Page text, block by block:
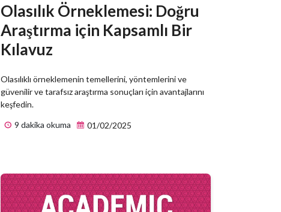
Olasılık Örneklemesi: Doğru
Araştırma için Kapsamlı Bir
Kılavuz
Olasılıklı örneklemenin temellerini, yöntemlerini ve
güvenilir ve tarafsız araştırma sonuçları için avantajlarını
keşfedin.
9 dakika okuma
01/02/2025